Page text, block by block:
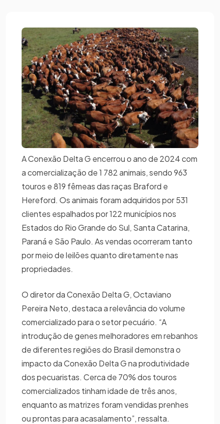
A Conexão Delta G encerrou o ano de 2024 com
a comercialização de 1 782 animais, sendo 963
touros e 819 fêmeas das raças Braford e
Hereford. Os animais foram adquiridos por 531
clientes espalhados por 122 municípios nos
Estados do Rio Grande do Sul, Santa Catarina,
Paraná e São Paulo. As vendas ocorreram tanto
por meio de leilões quanto diretamente nas
propriedades.
O diretor da Conexão Delta G, Octaviano
Pereira Neto, destaca a relevância do volume
comercializado para o setor pecuário. “A
introdução de genes melhoradores em rebanhos
de diferentes regiões do Brasil demonstra o
impacto da Conexão Delta G na produtividade
dos pecuaristas. Cerca de 70% dos touros
comercializados tinham idade de três anos,
enquanto as matrizes foram vendidas prenhes
ou prontas para acasalamento”, ressalta.